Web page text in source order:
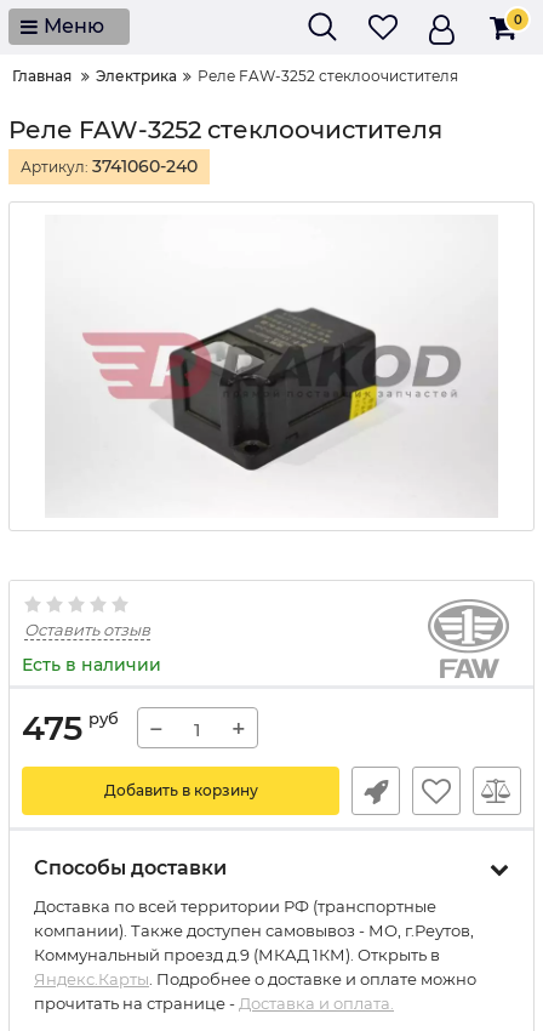
Меню 0
Главная Электрика Реле FAW-3252 стеклоочистителя
Реле FAW-3252 стеклоочистителя
Артикул: 3741060-240
Оставить отзыв
Есть в наличии
475 руб − +
Добавить в корзину
Способы доставки
Доставка по всей территории РФ (транспортные
компании). Также доступен самовывоз - МО, г.Реутов,
Коммунальный проезд д.9 (МКАД 1КМ). Открыть в
Яндекс.Карты . Подробнее о доставке и оплате можно
прочитать на странице - Доставка и оплата.